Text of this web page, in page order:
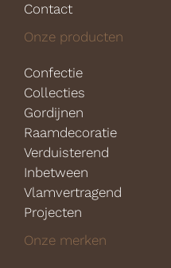
Contact
Onze producten
Confectie
Collecties
Gordijnen
Raamdecoratie
Verduisterend
Inbetween
Vlamvertragend
Projecten
Onze merken